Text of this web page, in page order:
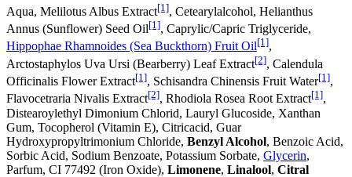
Aqua, Melilotus Albus Extract[1], Cetearylalcohol, Helianthus
Annus (Sunflower) Seed Oil[1], Caprylic/Capric Triglyceride,
Hippophae Rhamnoides (Sea Buckthorn) Fruit Oil[1],
Arctostaphylos Uva Ursi (Bearberry) Leaf Extract[2], Calendula
Officinalis Flower Extract[1], Schisandra Chinensis Fruit Water[1],
Flavocetraria Nivalis Extract[2], Rhodiola Rosea Root Extract[1],
Distearoylethyl Dimonium Chlorid, Lauryl Glucoside, Xanthan
Gum, Tocopherol (Vitamin E), Citricacid, Guar
Hydroxypropyltrimonium Chloride, Benzyl Alcohol, Benzoic Acid,
Sorbic Acid, Sodium Benzoate, Potassium Sorbate, Glycerin,
Parfum, CI 77492 (Iron Oxide), Limonene, Linalool, Citral